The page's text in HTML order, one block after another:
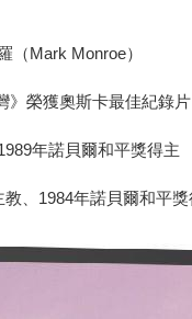
（Mark Monroe）
》榮獲奧斯卡最佳紀錄片
年諾貝爾和平獎得主
、1984年諾貝爾和平獎